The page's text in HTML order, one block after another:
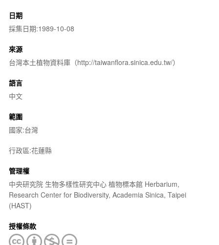
日期
採集日期:1989-10-08
來源
台灣本土植物資料庫（http://taiwanflora.sinica.edu.tw/）
語言
中文
範圍
國家:台灣
行政區:花蓮縣
管理權
中央研究院 生物多樣性研究中心 植物標本館 Herbarium,
Research Center for Biodiversity, Academia Sinica, Taipei
(HAST)
授權條款